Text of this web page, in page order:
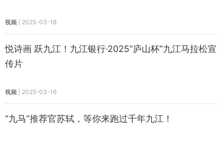
视频 2025-03-18
悦诗画 跃九江！九江银行·2025“庐山杯”九江马拉松宣
传片
视频 2025-03-16
“九马”推荐官苏轼，等你来跑过千年九江！